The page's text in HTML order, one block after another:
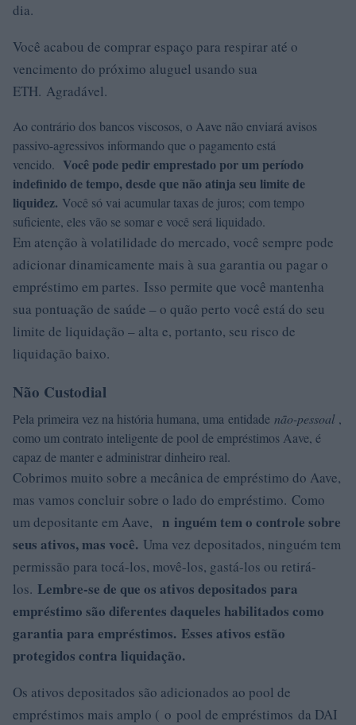
dia.
Você acabou de comprar espaço para respirar até o
vencimento do próximo aluguel usando sua
ETH. Agradável.
Ao contrário dos bancos viscosos, o Aave não enviará avisos
passivo-agressivos informando que o pagamento está
vencido. Você pode pedir emprestado por um período
indefinido de tempo, desde que não atinja seu limite de
liquidez. Você só vai acumular taxas de juros; com tempo
suficiente, eles vão se somar e você será liquidado.
Em atenção à volatilidade do mercado, você sempre pode
adicionar dinamicamente mais à sua garantia ou pagar o
empréstimo em partes. Isso permite que você mantenha
sua pontuação de saúde – o quão perto você está do seu
limite de liquidação – alta e, portanto, seu risco de
liquidação baixo.
Não Custodial
Pela primeira vez na história humana, uma entidade não-pessoal ,
como um contrato inteligente de pool de empréstimos Aave, é
capaz de manter e administrar dinheiro real.
Cobrimos muito sobre a mecânica de empréstimo do Aave,
mas vamos concluir sobre o lado do empréstimo. Como
um depositante em Aave, n inguém tem o controle sobre
seus ativos, mas você. Uma vez depositados, ninguém tem
permissão para tocá-los, movê-los, gastá-los ou retirá-
los. Lembre-se de que os ativos depositados para
empréstimo são diferentes daqueles habilitados como
garantia para empréstimos. Esses ativos estão
protegidos contra liquidação.
Os ativos depositados são adicionados ao pool de
empréstimos mais amplo ( o pool de empréstimos da DAI